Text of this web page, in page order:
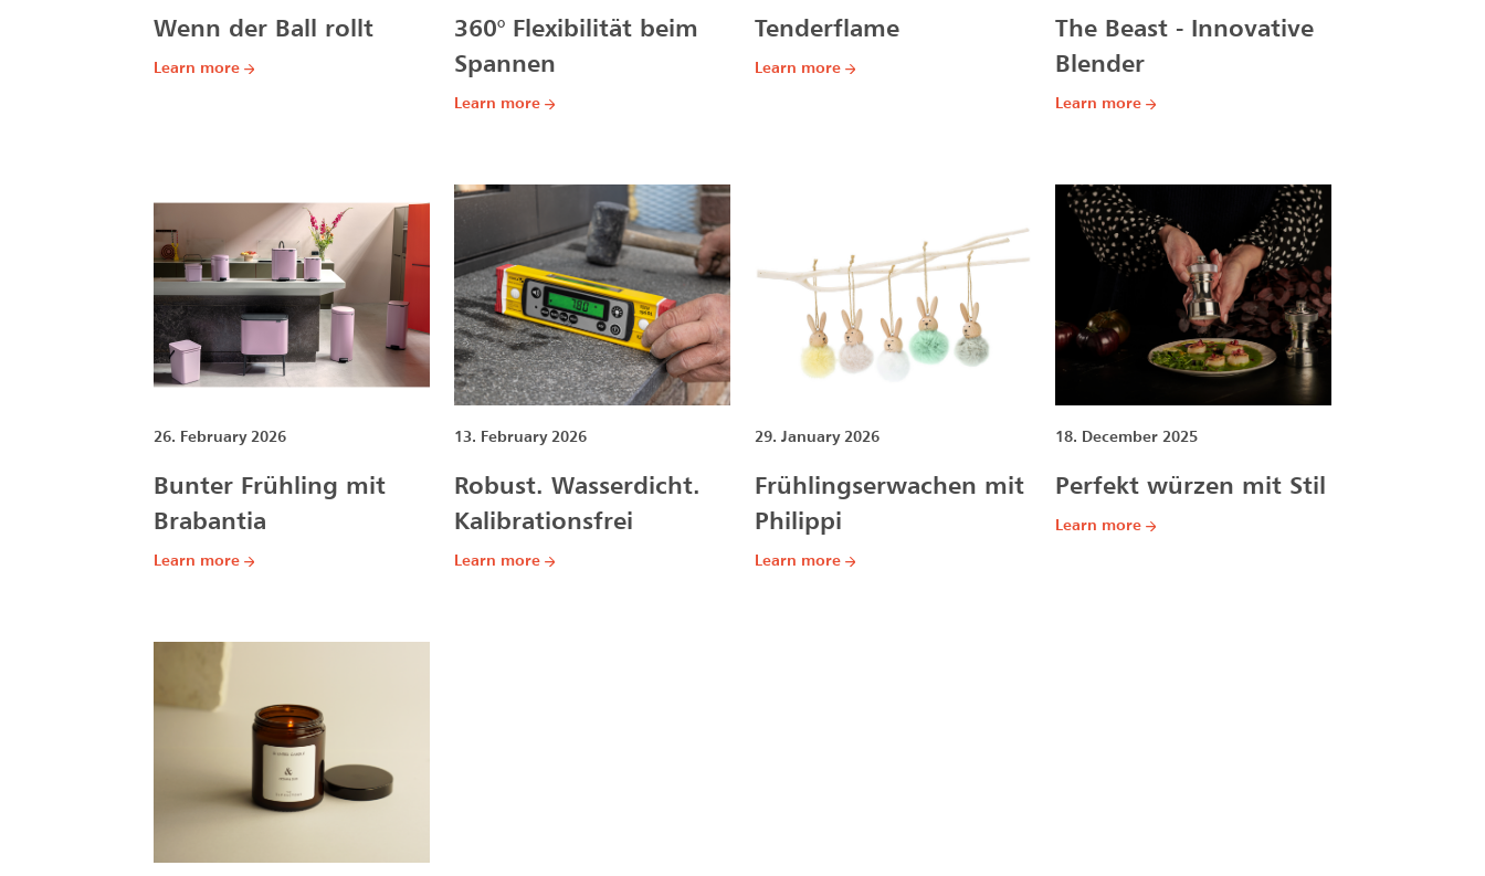
Wenn der Ball rollt
Learn more
360° Flexibilität beim
Spannen
Learn more
Tenderflame
Learn more
The Beast - Innovative
Blender
Learn more
26. February 2026
Bunter Frühling mit
Brabantia
Learn more
13. February 2026
Robust. Wasserdicht.
Kalibrationsfrei
Learn more
29. January 2026
Frühlingserwachen mit
Philippi
Learn more
18. December 2025
Perfekt würzen mit Stil
Learn more